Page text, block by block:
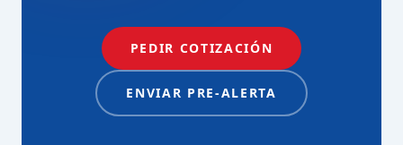
PEDIR COTIZACIÓN
ENVIAR PRE-ALERTA